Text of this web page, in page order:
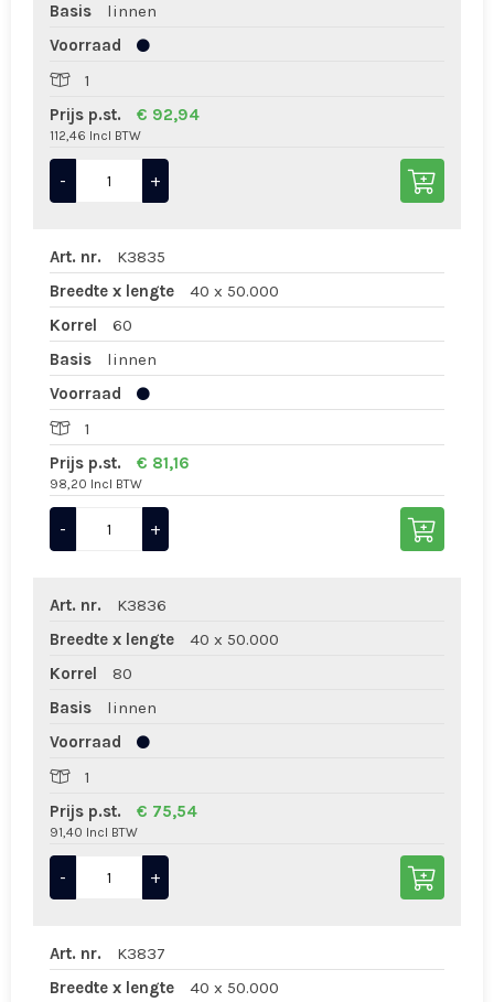
Basis
linnen
Voorraad
1
Prijs p.st.
€ 92,94
112,46 Incl BTW
- +
Art. nr.
K3835
Breedte x lengte
40 x 50.000
Korrel
60
Basis
linnen
Voorraad
1
Prijs p.st.
€ 81,16
98,20 Incl BTW
- +
Art. nr.
K3836
Breedte x lengte
40 x 50.000
Korrel
80
Basis
linnen
Voorraad
1
Prijs p.st.
€ 75,54
91,40 Incl BTW
- +
Art. nr.
K3837
Breedte x lengte
40 x 50.000